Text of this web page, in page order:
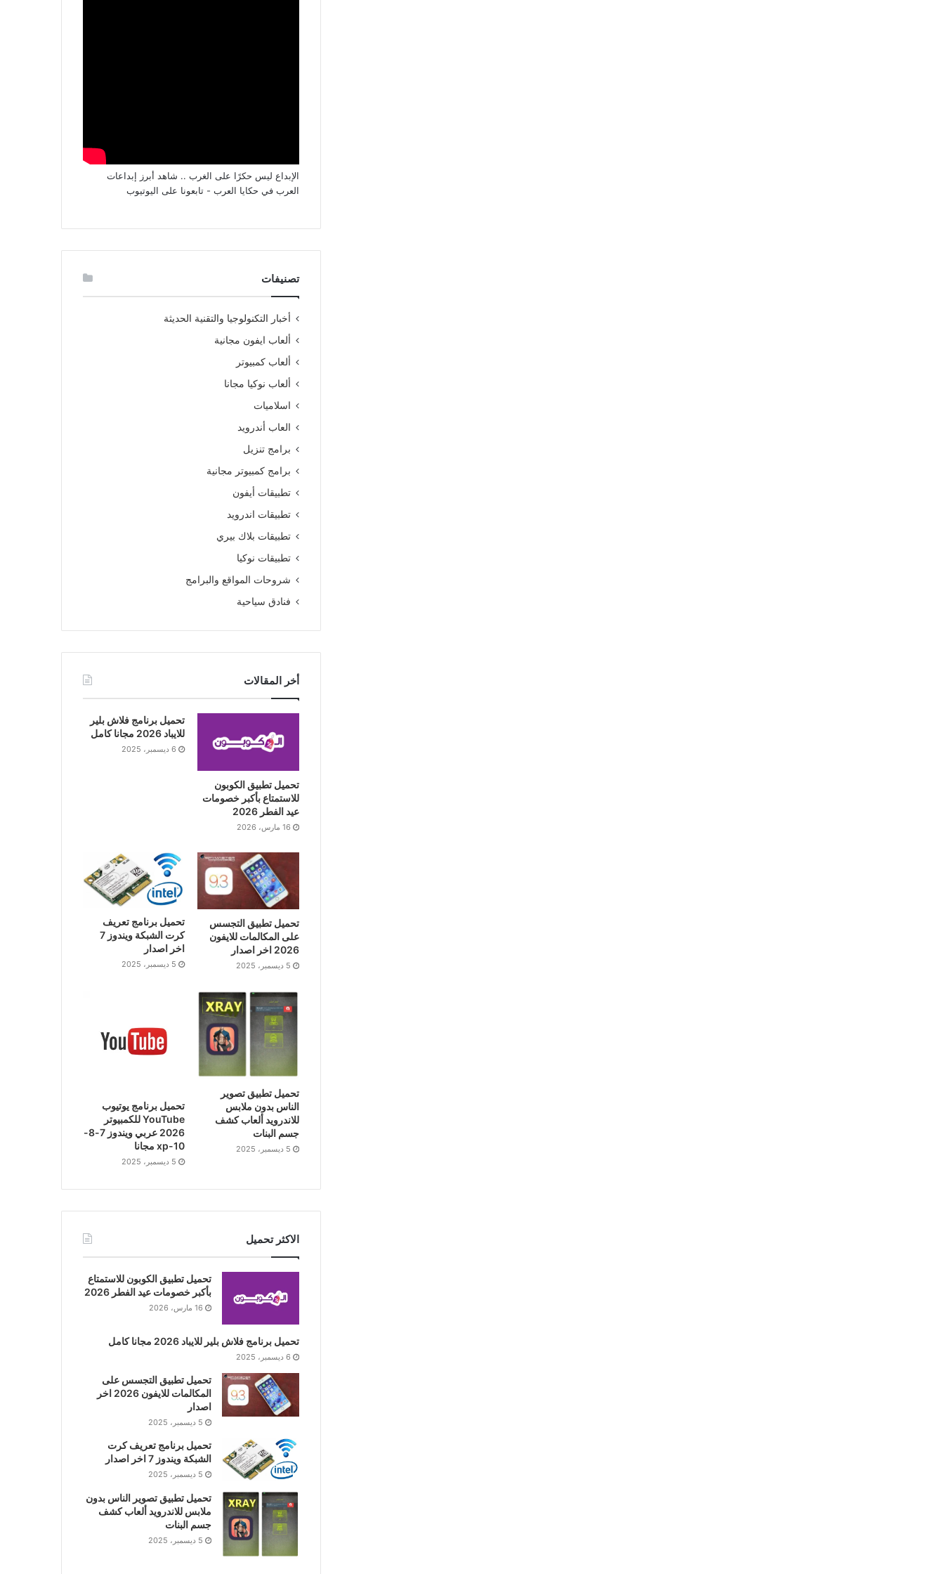
الإبداع ليس حكرًا على الغرب .. شاهد أبرز إبداعات
العرب في حكايا العرب - تابعونا على اليوتيوب
تصنيفات
أخبار التكنولوجيا والتقنية الحديثة
ألعاب ايفون مجانية
ألعاب كمبيوتر
ألعاب نوكيا مجانا
اسلاميات
العاب أندرويد
برامج تنزيل
برامج كمبيوتر مجانية
تطبيقات أيفون
تطبيقات اندرويد
تطبيقات بلاك بيري
تطبيقات نوكيا
شروحات المواقع والبرامج
فنادق سياحية
أخر المقالات
تحميل تطبيق الكوبون
للاستمتاع بأكبر خصومات
عيد الفطر 2026
16 مارس، 2026
تحميل برنامج فلاش بلير
للايباد 2026 مجانا كامل
6 ديسمبر، 2025
تحميل تطبيق التجسس
على المكالمات للايفون
2026 اخر اصدار
5 ديسمبر، 2025
تحميل برنامج تعريف
كرت الشبكة ويندوز 7
اخر اصدار
5 ديسمبر، 2025
تحميل تطبيق تصوير
الناس بدون ملابس
للاندرويد ألعاب كشف
جسم البنات
5 ديسمبر، 2025
تحميل برنامج يوتيوب
YouTube للكمبيوتر
2026 عربي ويندوز 7-8-
10-xp مجانا
5 ديسمبر، 2025
الاكثر تحميل
تحميل تطبيق الكوبون للاستمتاع
بأكبر خصومات عيد الفطر 2026
16 مارس، 2026
تحميل برنامج فلاش بلير للايباد 2026 مجانا كامل
6 ديسمبر، 2025
تحميل تطبيق التجسس على
المكالمات للايفون 2026 اخر
اصدار
5 ديسمبر، 2025
تحميل برنامج تعريف كرت
الشبكة ويندوز 7 اخر اصدار
5 ديسمبر، 2025
تحميل تطبيق تصوير الناس بدون
ملابس للاندرويد ألعاب كشف
جسم البنات
5 ديسمبر، 2025